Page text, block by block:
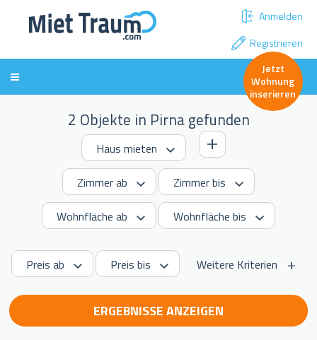
Anmelden
Registrieren
Jetzt
Wohnung
inserieren
2 Objekte in Pirna gefunden
Weitere Kriterien
ERGEBNISSE ANZEIGEN